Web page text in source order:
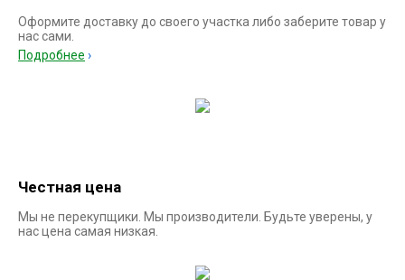
Оформите доставку до своего участка либо заберите товар у
нас сами.
Подробнее
Честная цена
Мы не перекупщики. Мы производители. Будьте уверены, у
нас цена самая низкая.